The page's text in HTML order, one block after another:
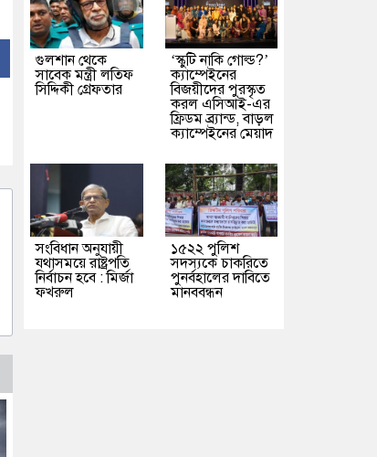
গুলশান থেকে
সাবেক মন্ত্রী লতিফ
সিদ্দিকী গ্রেফতার
‘স্কুটি নাকি গোল্ড?’
ক্যাম্পেইনের
বিজয়ীদের পুরস্কৃত
করল এসিআই-এর
ফ্রিডম ব্র্যান্ড, বাড়ল
ক্যাম্পেইনের মেয়াদ
সংবিধান অনুযায়ী
যথাসময়ে রাষ্ট্রপতি
নির্বাচন হবে : মির্জা
ফখরুল
১৫২২ পুলিশ
সদস্যকে চাকরিতে
পুনর্বহালের দাবিতে
মানববন্ধন